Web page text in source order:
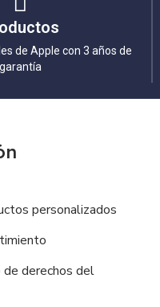
de Apple con 3 años de
garantía
personalizados
de derechos del